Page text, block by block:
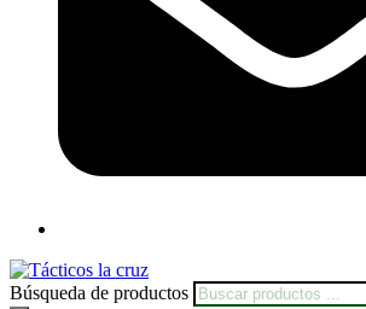
Búsqueda de productos